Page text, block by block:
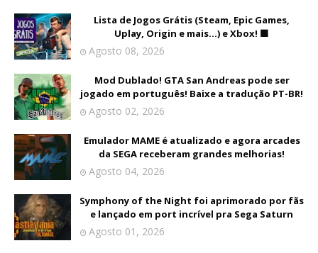
Lista de Jogos Grátis (Steam, Epic Games,
Uplay, Origin e mais...) e Xbox! 🟩
Agosto 08, 2026
Mod Dublado! GTA San Andreas pode ser
jogado em português! Baixe a tradução PT-BR!
Agosto 02, 2026
Emulador MAME é atualizado e agora arcades
da SEGA receberam grandes melhorias!
Agosto 04, 2026
Symphony of the Night foi aprimorado por fãs
e lançado em port incrível pra Sega Saturn
Agosto 01, 2026